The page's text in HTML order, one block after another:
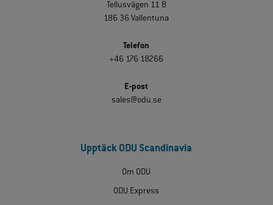
Tellusvägen 11 B
186 36 Vallentuna
Telefon
+46 176 18266
E-post
sales@odu.se
Upptäck ODU Scandinavia
Om ODU
ODU Express